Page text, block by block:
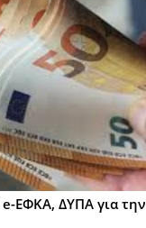
ΕΦΚΑ, ΔΥΠΑ για